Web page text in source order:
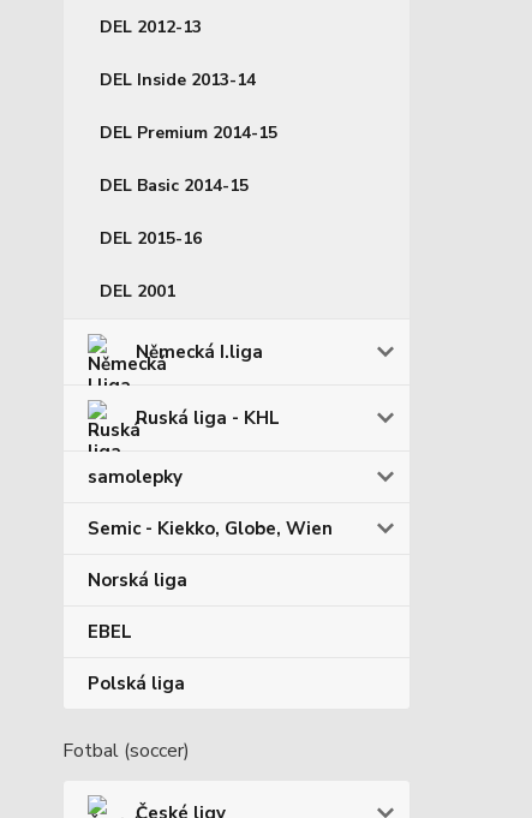
DEL 2012-13
DEL Inside 2013-14
DEL Premium 2014-15
DEL Basic 2014-15
DEL 2015-16
DEL 2001
Německá I.liga
Ruská liga - KHL
samolepky
Semic - Kiekko, Globe, Wien
Norská liga
EBEL
Polská liga
Fotbal (soccer)